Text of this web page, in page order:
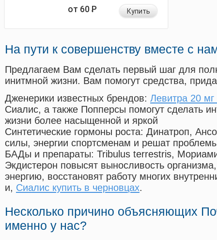
от 60Р Купить
На пути к совершенству вместе с
Предлагаем Вам сделать первый шаг для
инитмной жизни. Вам помогут средства,
Дженерики известных брендов: Левитра 20
Сиалис, а также Попперсы помогут сделать
жизни более насыщенной и яркой
Синтетические гормоны роста: Динатроп,
силы, энергии спортсменам и решат
БАДы и препараты: Tribulus terrestris,
Экдистерон повысят выносливость
энергию, восстановят работу многих
и, Сиалис купить в черновцах.
Несколько причино объясняющих
именно у нас?